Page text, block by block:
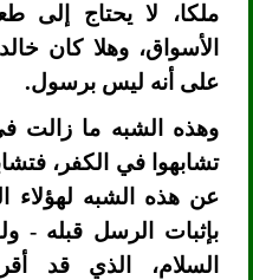
ملكا، لا يحتاج
الأسواق، وهلا كان
على أنه ليس برسول.
وهذه الشبه ما زالت
تشابهوا في الكفر،
عن هذه الشبه لهؤلاء
بإثبات الرسل قبله -
السلام، الذي قد